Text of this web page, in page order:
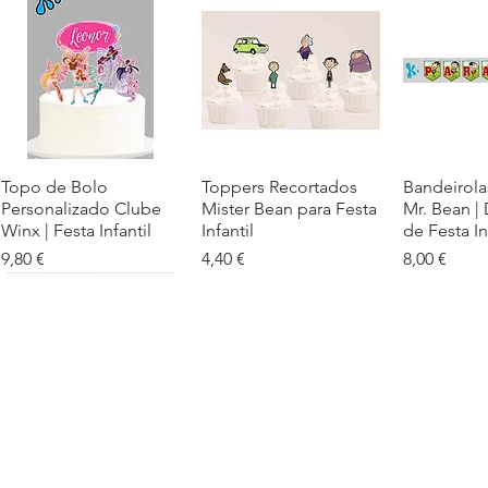
Visualização rápida
Topo de Bolo
Personalizado Clube
Winx | Festa Infantil
Preço
9,80 €
Visualização rápida
Toppers Recortados
Mister Bean para Festa
Infantil
Preço
4,40 €
Mr. Bean |
de Festa
Preço
8,00 €